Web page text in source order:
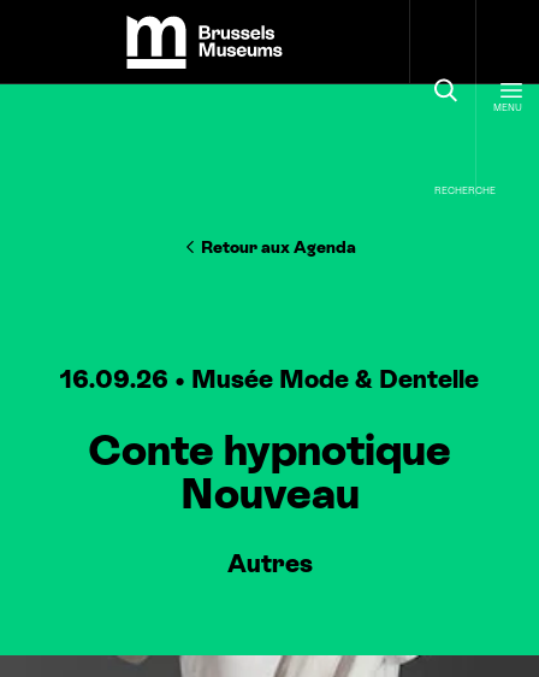
Brussels Museums
RECHERCHE
MENU
Retour aux Agenda
16.09.26 Musée Mode & Dentelle
Conte hypnotique
Nouveau
Autres
Panneau de gestion des cookies